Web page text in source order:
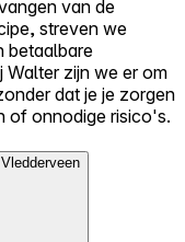
van de
streven we
betaalbare
Walter zijn we er om
dat je je zorgen
of onnodige risico's.